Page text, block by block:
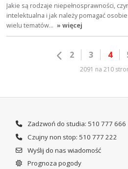
Jakie są rodzaje niepełnosprawności,
intelektualna i jak należy pomagać
wielu tematów… » więcej
2 3 4
2091 na 210
Zadzwoń do studia: 510 777 666
Czujny non stop: 510 777 222
Wyślij do nas wiadomość
Prognoza pogody